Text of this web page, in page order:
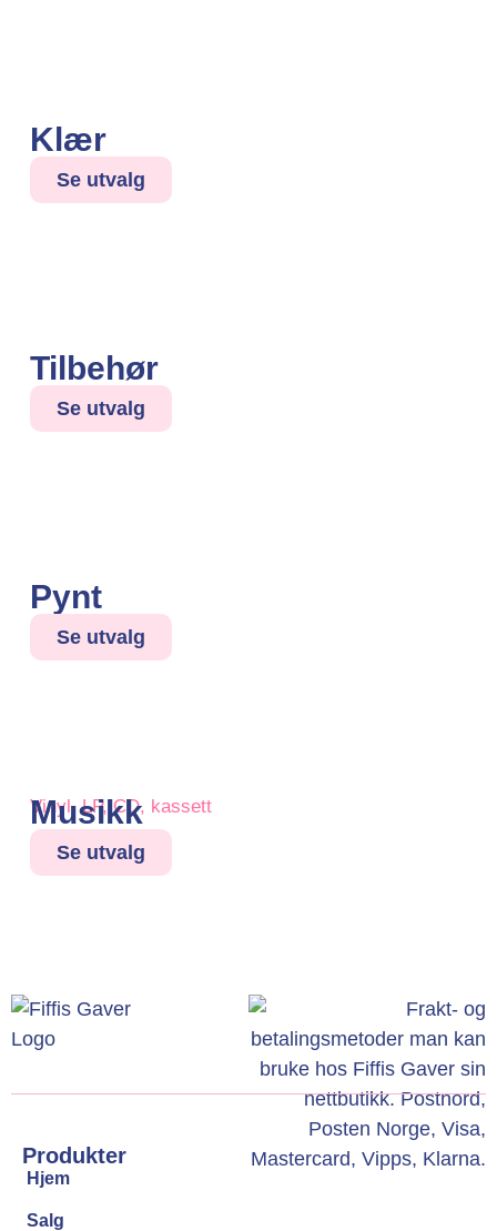
Klær
Se utvalg
Tilbehør
Se utvalg
Pynt
Se utvalg
Vinyl, LP, CD, kassett
Musikk
Se utvalg
Produkter
Hjem
Salg